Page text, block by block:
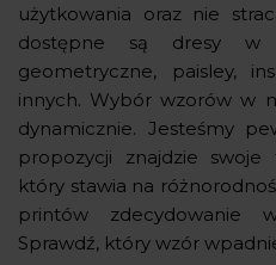
użytkowania oraz nie
dostępne są dresy w
geometryczne, paisley,
innych. Wybór wzorów w
dynamicznie. Jesteśmy
propozycji znajdzie
który stawia na
printów zdecydowanie
Sprawdź, który wzór